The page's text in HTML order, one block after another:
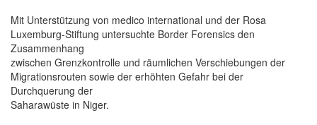
Mit Unterstützung von medico international und der Rosa
Luxemburg-Stiftung untersuchte Border Forensics den
Zusammenhang
zwischen Grenzkontrolle und räumlichen Verschiebungen der
Migrationsrouten sowie der erhöhten Gefahr bei der
Durchquerung der
Saharawüste in Niger.